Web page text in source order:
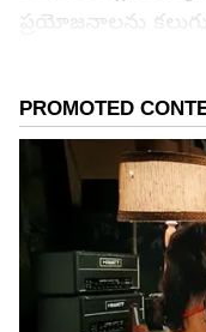
ప్రయోజనాలను
ఆరోగ్యంగా ఉంటారని
నిమిషాల మితమైన
ఆరోగ్యానికి ఎంతో
నిపుణులు
తక్కువ మందికి
మెట్లను ఎక్కి దిగితే